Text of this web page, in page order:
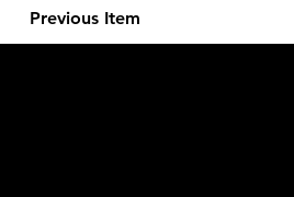
Previous Item